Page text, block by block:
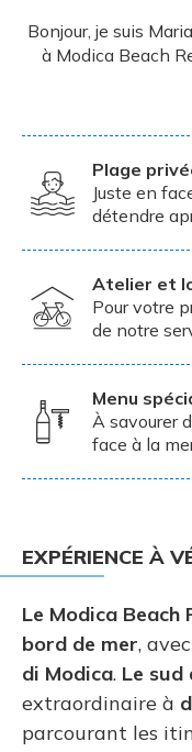
Bonjour, je suis
à Modica Beach
Plage
Juste en
détendre
Atelier et
Pour votre
de notre
Menu
À savourer
face à la
EXPÉRIENCE À
Le Modica
bord de mer,
di Modica. Le sud
extraordinaire à
parcourant les